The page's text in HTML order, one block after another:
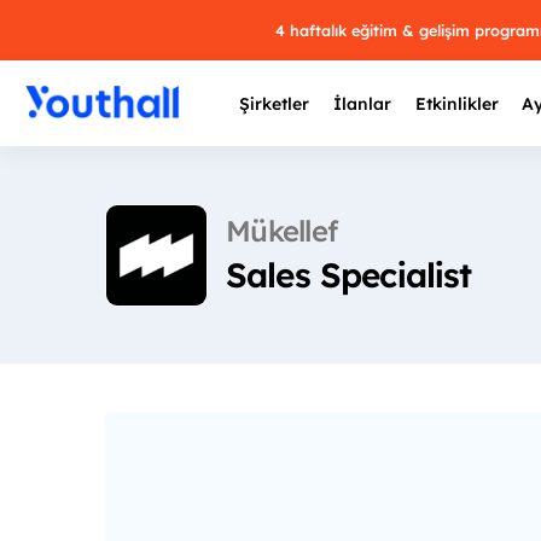
4 haftalık eğitim & gelişim
Şirketler İlanlar Etkinlikler
Mükellef
Sales Specialist